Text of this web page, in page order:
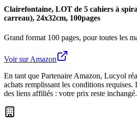
Clairefontaine, LOT de 5 cahiers à
carreau), 24x32cm, 100pages
Grand format 100 pages, pour toutes les
Voir sur Amazon
En tant que Partenaire Amazon, Lucyol
achats remplissant les conditions requises.
des liens affiliés : votre prix reste inchangé.